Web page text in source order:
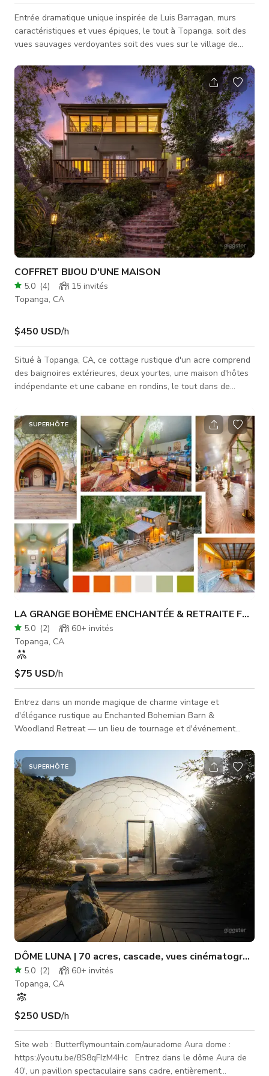
Entrée dramatique unique inspirée de Luis Barragan, murs
caractéristiques et vues épiques, le tout à Topanga. soit des
vues sauvages verdoyantes soit des vues sur le village de
COFFRET BIJOU D'UNE MAISON
5.0 (4) 15 invités
Topanga, CA
$450 USD/h
Situé à Topanga, CA, ce cottage rustique d'un acre comprend
des baignoires extérieures, deux yourtes, une maison d'hôtes
indépendante et une cabane en rondins, le tout dans de
récente avec beaucoup d'espace pour manger à l'intérieur et
des portes-fenêtres donnant sur la salle à manger extérieure,
tandis que le salon a des planchers en bois dur, une cheminée
à bois dur et des fenêtres offrant une vue sur les cimes des a
SUPERHÔTE
LA GRANGE BOHÈME ENCHANTÉE & RETRAITE
5.0 (2) 60+ invités
Topanga, CA
$75 USD/h
Entrez dans un monde magique de charme vintage et
d'élégance rustique au Enchanted Bohemian Barn &
Woodland Retreat — un lieu de tournage et d'événement
rassemblements immersifs. Niché dans un paysage luxuriant
rempli d'arbres, ce vaste refuge mêle architecture de conte de
fées, détails faits main et ambiance romantique, offrant des
possibilités infinies pour la narration créative. Avec une
grande salle principale éclairée aux ch
SUPERHÔTE
DÔME LUNA | 70 acres, cascade, vues
5.0 (2) 60+ invités
Topanga, CA
$250 USD/h
Site web : Butterflymountain.com/auradome Aura dome :
https://youtu.be/8S8qFIzM4Hc Entrez dans le dôme Aura de
40', un pavillon spectaculaire sans cadre, entièrement